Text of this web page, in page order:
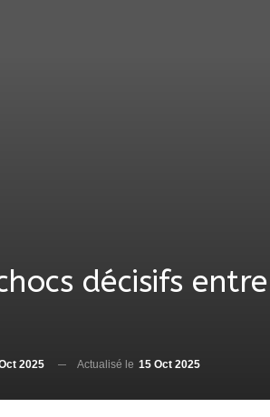
décisifs
2025 Actualisé le 15 Oct 2025